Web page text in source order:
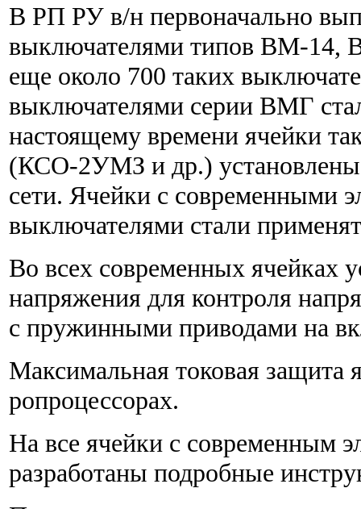
В РП РУ в/н первоначально
выключателями типов ВМ-14,
еще около 700 таких
выключателями серии ВМГ
настоящему времени ячейки
(КСО-2УМЗ и др.)
сети. Ячейки с современными
выключателями стали
Во всех современных ячейках
напряжения для контроля
с пружинными приводами на
Максимальная токовая защита
ропроцессорах.
На все ячейки с современным
разработаны подробные